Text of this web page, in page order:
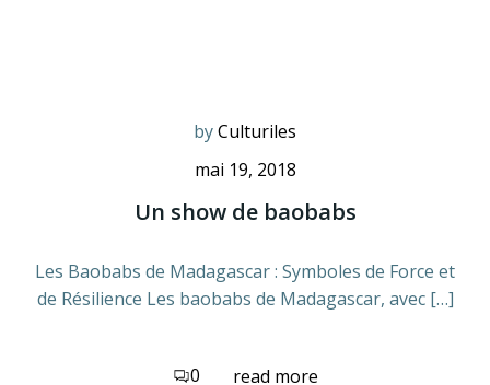
byCulturiles
mai 19, 2018
Un show de baobabs
Les Baobabs de Madagascar : Symboles de Force et
de Résilience Les baobabs de Madagascar, avec […]
0 read more